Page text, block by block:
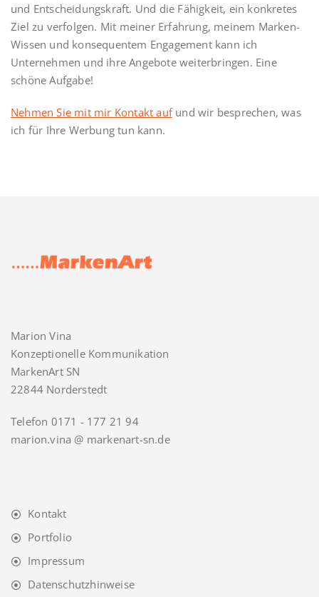
und Entscheidungskraft. Und die Fähigkeit, ein konkretes
Ziel zu verfolgen. Mit meiner Erfahrung, meinem Marken-
Wissen und konsequentem Engagement kann ich
Unternehmen und ihre Angebote weiterbringen. Eine
schöne Aufgabe!
Nehmen Sie mit mir Kontakt aufund wir besprechen, was
ich für Ihre Werbung tun kann.
Marion Vina
Konzeptionelle Kommunikation
MarkenArt SN
22844 Norderstedt
Telefon 0171 - 177 21 94
marion.vina @ markenart-sn.de
Kontakt
Portfolio
Impressum
Datenschutzhinweise